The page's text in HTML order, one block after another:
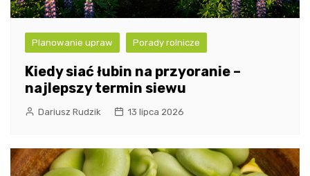
Planowanie upraw Porady rolnicze
Kiedy siać łubin na przyoranie –
najlepszy termin siewu
Dariusz Rudzik 13 lipca 2026